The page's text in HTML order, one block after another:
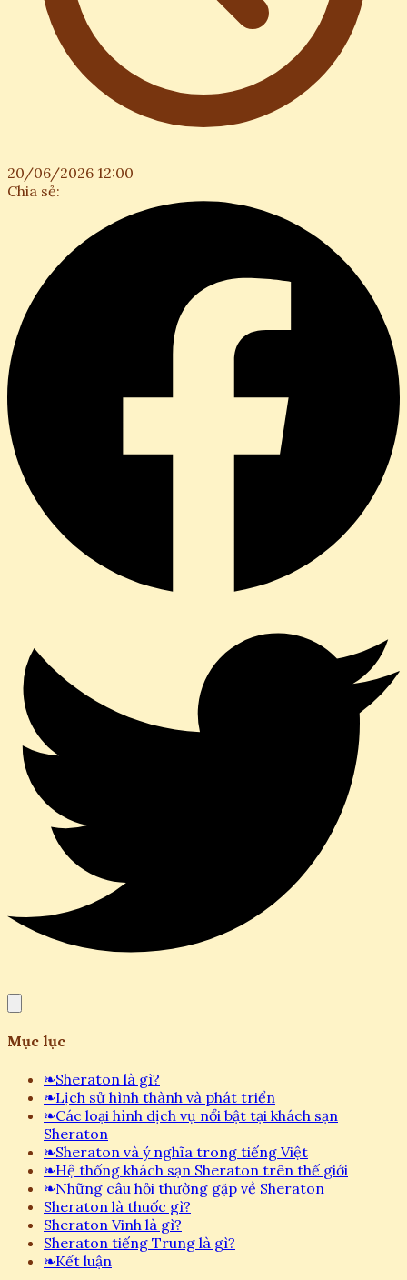
20/06/2026 12:00
Chia sẻ:
Mục lục
❧Sheraton là gì?
❧Lịch sử hình thành và phát triển
❧Các loại hình dịch vụ nổi bật tại khách sạn
Sheraton
❧Sheraton và ý nghĩa trong tiếng Việt
❧Hệ thống khách sạn Sheraton trên thế giới
❧Những câu hỏi thường gặp về Sheraton
Sheraton là thuốc gì?
Sheraton Vinh là gì?
Sheraton tiếng Trung là gì?
❧Kết luận